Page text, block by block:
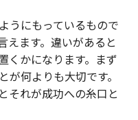
うにもっているもので
えます。違いがあると
くかになります。まず
何よりも大切です。
それが成功への糸口と